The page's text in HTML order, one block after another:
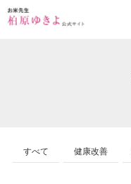
すべて 健康改善